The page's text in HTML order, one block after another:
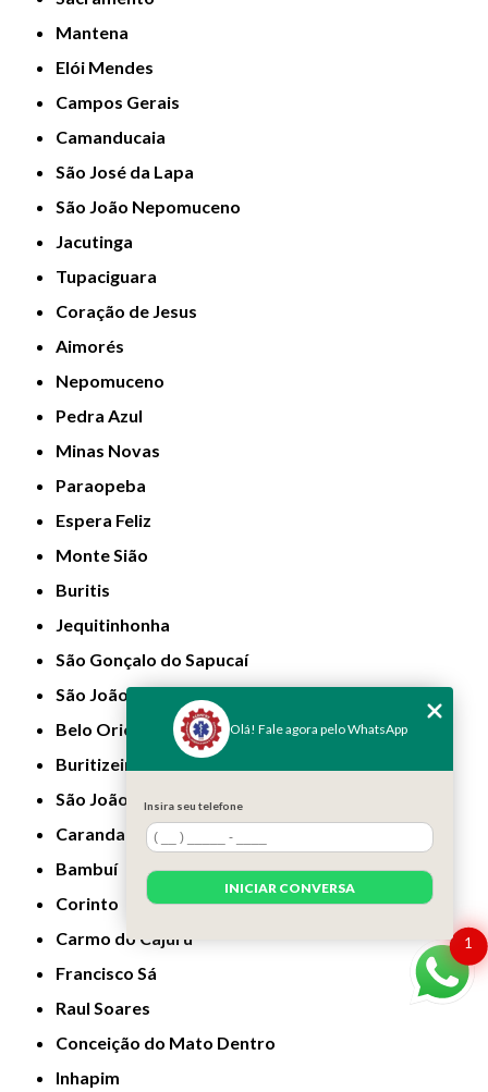
Mantena
Elói Mendes
Campos Gerais
Camanducaia
São José da Lapa
São João Nepomuceno
Jacutinga
Tupaciguara
Coração de Jesus
Aimorés
Nepomuceno
Pedra Azul
Minas Novas
Paraopeba
Espera Feliz
Monte Sião
Buritis
Jequitinhonha
São Gonçalo do Sapucaí
São João da Ponte
Belo Oriente
Buritizeiro
São João do Paraíso
Carandaí
Bambuí
Corinto
Carmo do Cajuru
Francisco Sá
Raul Soares
Conceição do Mato Dentro
Inhapim
1
Olá! Fale agora pelo WhatsApp
Insira seu telefone
INICIAR CONVERSA